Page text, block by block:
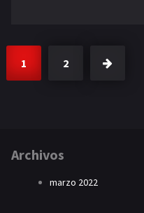
1 2
Archivos
marzo 2022